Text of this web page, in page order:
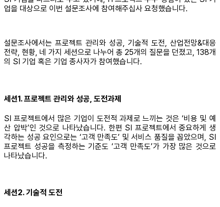
업을 대상으로 이번 설문조사에 참여해주십사 요청했습니다.
설문조사에서는 프로젝트 관리와 성공, 기술적 도전, 산업전망&대응
전략, 현황, 네 가지 세션으로 나누어 총 25개의 질문을 던졌고, 138개
의 SI 기업 혹은 기업 종사자가 참여했습니다.
세션1. 프로젝트 관리와 성공, 도전과제
SI 프로젝트에서 많은 기업이 도전적 과제로 느끼는 것은 ‘비용 및 예
산 압박’인 것으로 나타났습니다. 한편 SI 프로젝트에서 중요하게 생
각하는 성공 요인으로는 ‘고객 만족도’ 및 서비스 품질을 꼽았으며, SI
프로젝트 성공을 측정하는 기준도 ‘고객 만족도’가 가장 많은 것으로
나타났습니다.
세션2. 기술적 도전